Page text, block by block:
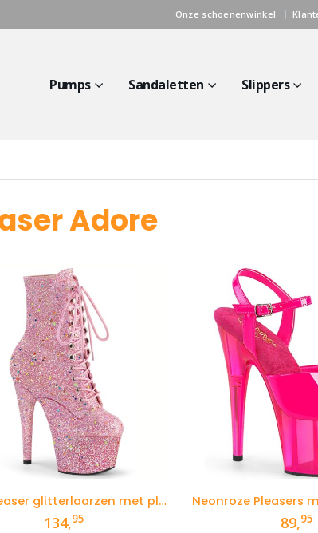
Onze schoenenwinkel
Pumps Sandaletten Slippers
Adore
Roze Pleaser glitterlaarzen met plateau
134,95
Neonroze Pleasers
89,95